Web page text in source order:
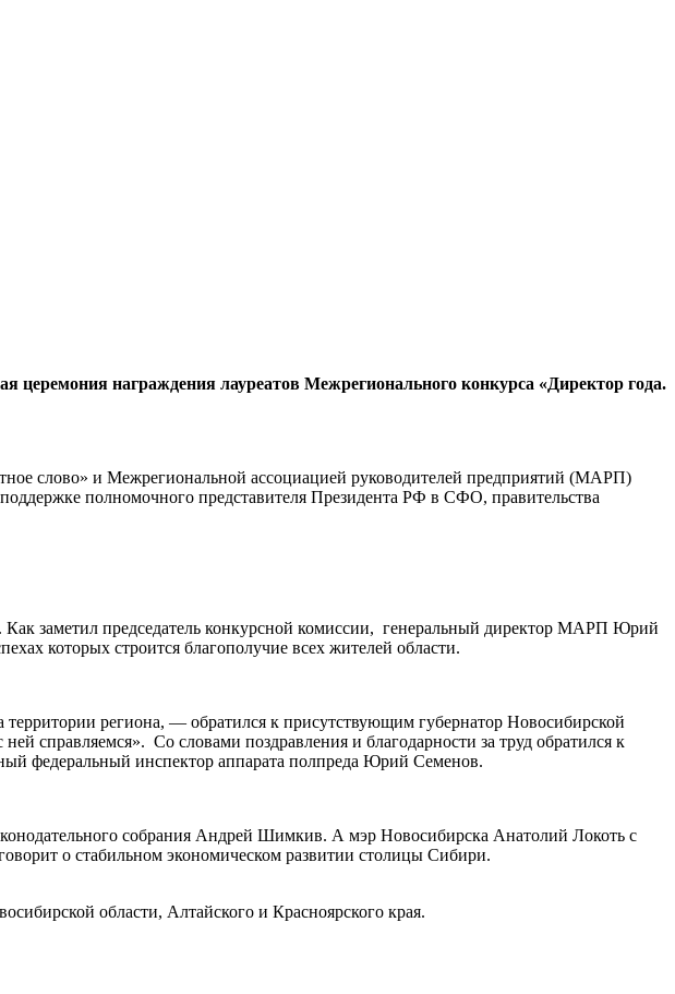
церемония награждения лауреатов Межрегионального конкурса «Директор года.
слово» и Межрегиональной ассоциацией руководителей предприятий (МАРП)
полномочного представителя Президента РФ в СФО, правительства
Как заметил председатель конкурсной комиссии, генеральный директор МАРП Юрий
которых строится благополучие всех жителей области.
территории региона, — обратился к присутствующим губернатор Новосибирской
справляемся». Со словами поздравления и благодарности за труд обратился к
федеральный инспектор аппарата полпреда Юрий Семенов.
собрания Андрей Шимкив. А мэр Новосибирска Анатолий Локоть с
о стабильном экономическом развитии столицы Сибири.
области, Алтайского и Красноярского края.